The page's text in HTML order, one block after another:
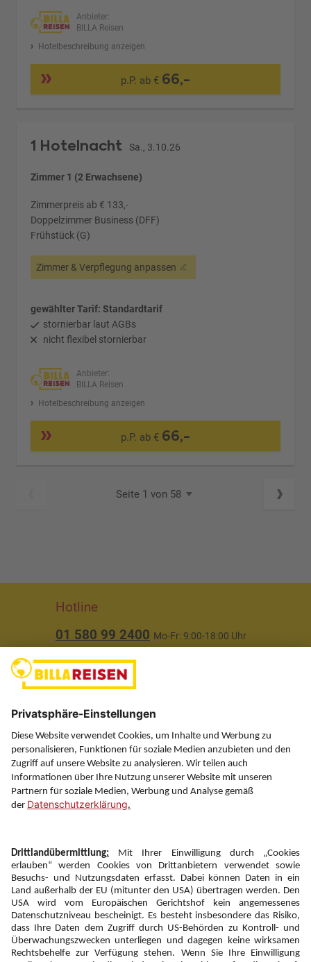
Anbieter:
BILLA Reisen
Hotelbeschreibung anzeigen
p.P. ab € 66,-
1 Hotelnacht Sa., 3.10.26
Zimmer 1 (2 Erwachsene)
Zimmerpreis ab € 133,-
Doppelzimmer Business (DFF)
Frühstück (G)
Zimmer & Verpflegung anpassen
gewählter Tarif: Standardtarif
stornierbar laut AGBs
nicht flexibel stornierbar
Anbieter:
BILLA Reisen
Hotelbeschreibung anzeigen
p.P. ab € 66,-
Seite 1 von 58
Hotline
01 580 99 2400 Mo-Fr: 9:00-18:00 Uhr
Über uns
Service
Information
Folgen Sie uns auf
Newsletter:
Anmelden